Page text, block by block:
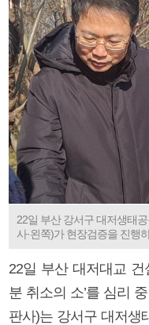
22일 부산 강서구 대저생태
사·왼쪽)가 현장검증을 진행
22일 부산 대저대교 건
분 취소의 소’를 심리
판사)는 강서구 대저생